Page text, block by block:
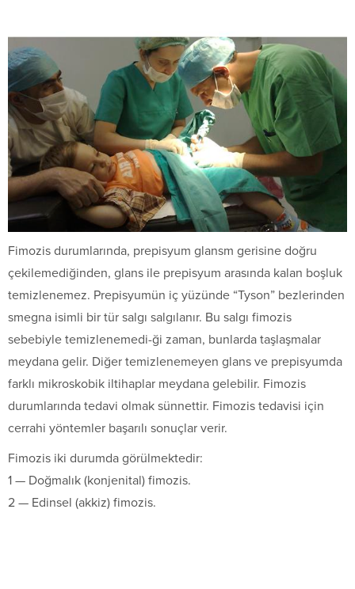
Fimozis durumlarında, prepisyum glansm gerisine doğru
çekilemediğinden, glans ile prepisyum arasında kalan boşluk
temizlenemez. Prepisyumün iç yüzünde “Tyson” bezlerinden
smegna isimli bir tür salgı salgılanır. Bu salgı fimozis
sebebiyle temizlenemedi-ği zaman, bunlarda taşlaşmalar
meydana gelir. Diğer temizlenemeyen glans ve prepisyumda
farklı mikroskobik iltihaplar meydana gelebilir. Fimozis
durumlarında tedavi olmak sünnettir. Fimozis tedavisi için
cerrahi yöntemler başarılı sonuçlar verir.
Fimozis iki durumda görülmektedir:
1 — Doğmalık (konjenital) fimozis.
2 — Edinsel (akkiz) fimozis.